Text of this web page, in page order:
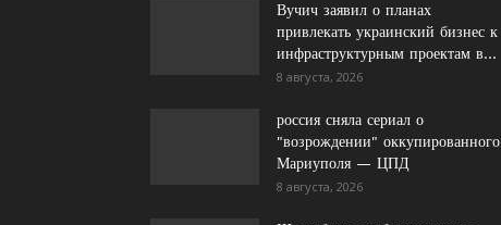
Вучич заявил о планах
привлекать украинский бизнес к
инфраструктурным проектам в...
8 августа, 2026
россия сняла сериал о
"возрождении" оккупированного
Мариуполя — ЦПД
8 августа, 2026